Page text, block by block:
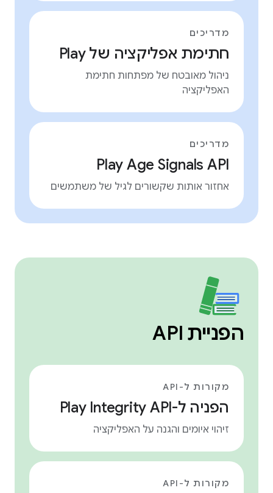
מדריכים
חתימת אפליקציה של Play
ניהול מאובטח של מפתחות חתימת
האפליקציה
מדריכים
Play Age Signals API
אחזור אותות שקשורים לגיל של משתמשים
הפניית API
מקורות ל-API
הפניה ל-Play Integrity API
זיהוי איומים והגנה על האפליקציה
מקורות ל-API